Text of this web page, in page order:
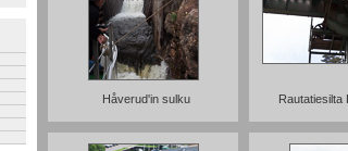
Håverud'in sulku Rautatiesilta